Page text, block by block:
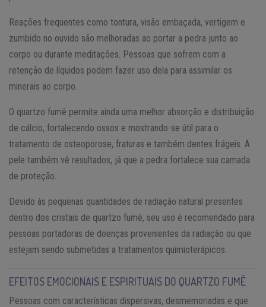
Reações frequentes como tontura, visão embaçada, vertigem e
zumbido no ouvido são melhoradas ao portar a pedra junto ao
corpo ou durante meditações. Pessoas que sofrem com a
retenção de líquidos podem fazer uso dela para assimilar os
minerais ao corpo.
O quartzo fumê permite ainda uma melhor absorção e distribuição
de cálcio, fortalecendo ossos e mostrando-se útil para o
tratamento de osteoporose, fraturas e também dentes frágeis. A
pele também vê resultados, já que a pedra fortalece sua camada
de proteção.
Devido às pequenas quantidades de radiação natural presentes
dentro dos cristais de quartzo fumê, seu uso é recomendado para
pessoas portadoras de doenças provenientes da radiação ou que
estejam sendo submetidas a tratamentos quimioterápicos.
EFEITOS EMOCIONAIS E ESPIRITUAIS DO QUARTZO FUMÊ
Pessoas com características dispersivas, desmemoriadas e que